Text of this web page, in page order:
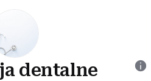
dentalne